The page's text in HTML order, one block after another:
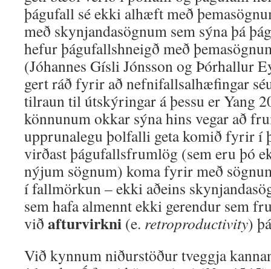
þágufall sé ekki alhæft með
með skynjandasögnum sem sýna þá
hefur þágufallshneigð með
(Jóhannes Gísli Jónsson og Þórhallur
gert ráð fyrir að nefnifallsalhæfingar
tilraun til útskýringar á þessu er Yang
könnunum okkar sýna hins vegar að
upprunalegu þolfalli geta komið fyrir í
virðast þágufallsfrumlög (sem eru þó
nýjum sögnum) koma fyrir með
í fallmörkun – ekki aðeins
sem hafa almennt ekki gerendur sem
við afturvirkni (e. retroproductivity)
Við kynnum niðurstöður tveggja